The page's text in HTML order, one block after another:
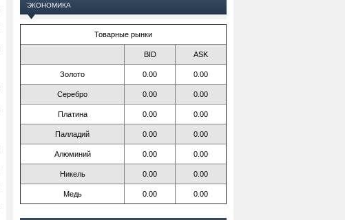
ЭКОНОМИКА
Товарные рынки
BID ASK
Золото 0.00 0.00
Серебро 0.00 0.00
Платина 0.00 0.00
Палладий 0.00 0.00
Алюминий 0.00 0.00
Никель 0.00 0.00
Медь 0.00 0.00